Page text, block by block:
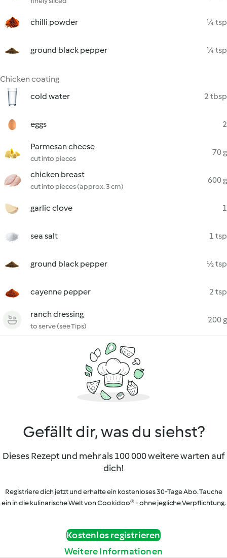
chilli powder ¼ tsp
ground black pepper ¼ tsp
Chicken coating
cold water
2 tbsp
eggs 2
Parmesan cheese
cut into pieces
70 g
chicken breast
cut into pieces (approx. 3 cm)
600 g
garlic clove 1
sea salt 1 tsp
ground black pepper ½ tsp
cayenne pepper 2 tsp
ranch dressing
to serve (see Tips)
200 g
Gefällt dir, was du siehst?
Dieses Rezept und mehr als 100 000 weitere warten auf
dich!
Registriere dich jetzt und erhalte ein kostenloses 30-Tage Abo. Tauche
ein in die kulinarische Welt von Cookidoo® - ohne jegliche Verpflichtung.
Kostenlos registrieren
Weitere Informationen